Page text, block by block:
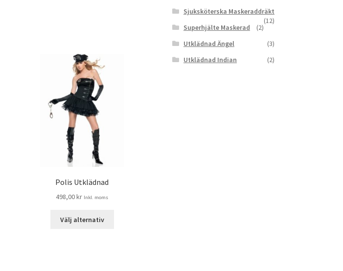
Polis Utklädnad
498,00kr Inkl. moms
Välj alternativ
Sjuksköterska Maskeraddräkt
(12)
Superhjälte Maskerad
(2)
Utklädnad Ängel
(3)
Utklädnad Indian
(2)